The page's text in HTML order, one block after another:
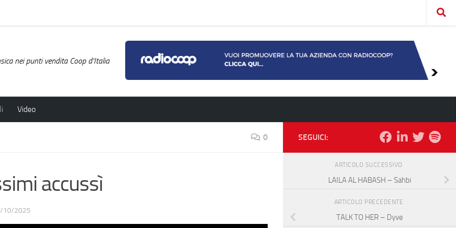
nei punti vendita Coop d'Italia
Video
0
accussì
10/2025
SEGUICI:
ARTICOLO SUCCESSIVO
LAILA AL HABASH – Sahbi
ARTICOLO PRECEDENTE
TALK TO HER – Dyve